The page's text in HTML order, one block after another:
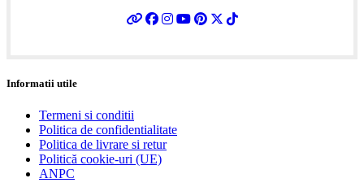
Informatii utile
Termeni si conditii
Politica de confidentialitate
Politica de livrare si retur
Politică cookie-uri (UE)
ANPC